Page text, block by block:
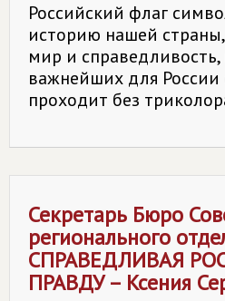
Российский флаг
историю нашей
мир и
важнейших для
проходит без
Секретарь Бюро
регионального
СПРАВЕДЛИВАЯ
ПРАВДУ – Ксения